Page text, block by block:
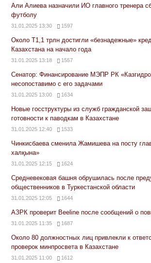
Али Алиева назначили ИО главного тренера
футболу
31.01.2025 13:30 1597
Около Т1,1 трлн достигли «безнадежные»
Казахстана на начало года
31.01.2025 13:18 1557
Сенатор: Финансирование МЭПР РК
несопоставимо с его задачами
31.01.2025 13:00 1634
Новые госструктуры из служб гражданской
готовности к паводкам в Казахстане
31.01.2025 12:40 1533
Чинкисбаева сменила Жамишева на посту
халқына»
31.01.2025 12:15 1624
Средневековая башня обрушилась после
общественников в Туркестанской области
31.01.2025 12:05 1644
АЗРК проверит Beeline после сообщений о
31.01.2025 11:35 1687
Около 80 должностных лиц привлекли к
проверок минпросвета в Казахстане
31.01.2025 11:00 1612